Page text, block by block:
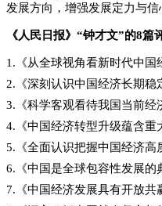
发展方向，增强发展定力与信
《人民日报》“钟才文”的8篇
1.《从全球视角看新时代中国
2.《深刻认识中国经济长期稳
3.《科学客观看待我国当前经
4.《中国经济转型升级蕴含重
5.《全面认识把握中国经济高
6.《中国是全球包容性发展的
7.《中国经济发展具有开放共